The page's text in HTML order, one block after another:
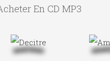
En CD MP3